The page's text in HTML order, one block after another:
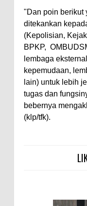
"Dan poin berikut
ditekankan
(Kepolisian,
BPKP,
lembaga
kepemudaan,
lain) untuk lebih
tugas dan
bebernya
(klp/tfk).